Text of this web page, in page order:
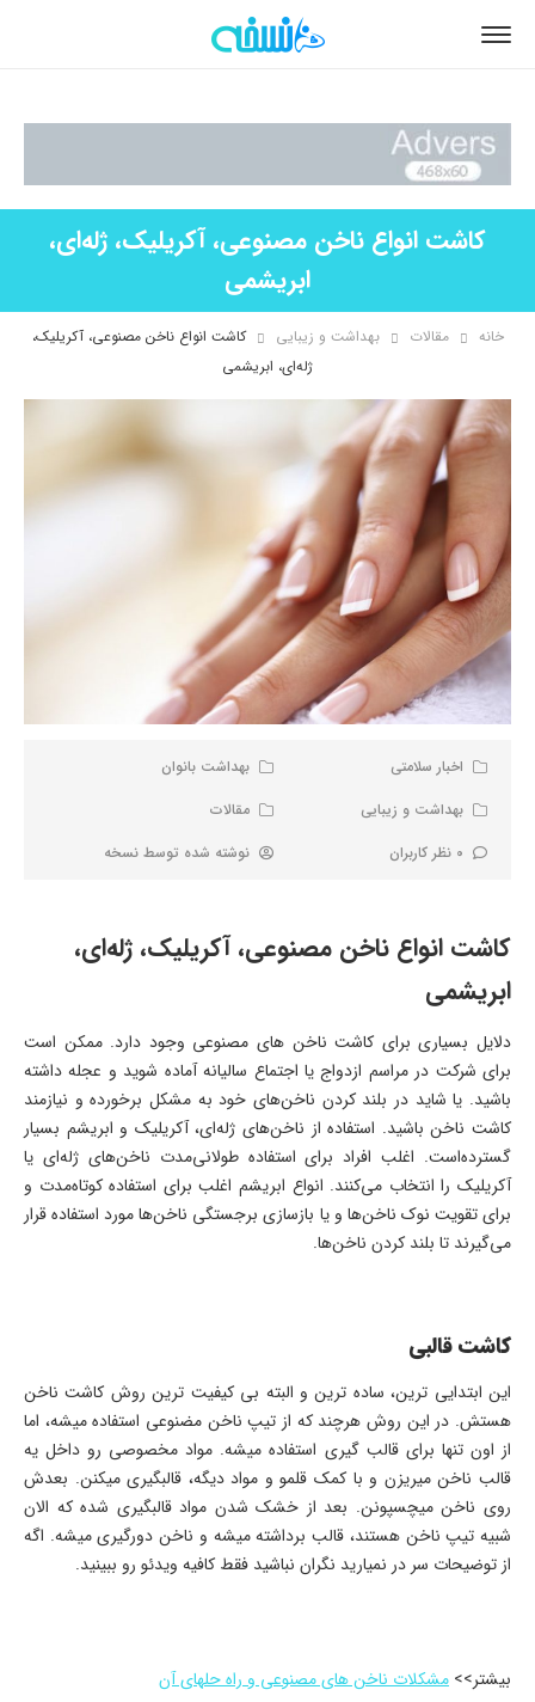
کاشت انواع ناخن مصنوعی، آکریلیک، ژله‌ای،
ابریشمی
خانه مقالات بهداشت و زیبایی
کاشت انواع ناخن مصنوعی، آکریلیک،
ژله‌ای، ابریشمی
اخبار سلامتی
بهداشت بانوان
بهداشت و زیبایی
مقالات
0 نظر کاربران
نوشته شده توسط نسخه
کاشت انواع ناخن مصنوعی، آکریلیک، ژله‌ای،
ابریشمی
دلایل بسیاری برای کاشت ناخن‌ های مصنوعی وجود دارد. ممکن است
برای شرکت در مراسم ازدواج یا اجتماع سالیانه آماده شوید و عجله داشته
باشید. یا شاید در بلند کردن ناخن‌های خود به مشکل برخورده و نیازمند
کاشت ناخن باشید. استفاده از ناخن‌های ژله‌ای، آکریلیک و ابریشم بسیار
گسترده‌است. اغلب افراد برای استفاده طولانی‌مدت ناخن‌های ژله‌ای یا
آکریلیک را انتخاب می‌کنند. انواع ابریشم اغلب برای استفاده کوتاه‌مدت و
برای تقویت نوک ناخن‌ها و یا بازسازی برجستگی ناخن‌ها مورد استفاده قرار
می‌گیرند تا بلند کردن ناخن‌ها.
کاشت قالبی
این ابتدایی ترین، ساده ترین و البته بی کیفیت ترین روش کاشت ناخن
هستش. در این روش هرچند که از تیپ ناخن مضنوعی استفاده میشه، اما
از اون تنها برای قالب گیری استفاده میشه. مواد مخصوصی رو داخل یه
قالب ناخن میریزن و با کمک قلمو و مواد دیگه، قالبگیری میکنن. بعدش
روی ناخن میچسپونن. بعد از خشک شدن مواد قالبگیری شده که الان
شبیه تیپ ناخن هستند، قالب برداشته میشه و ناخن دورگیری میشه. اگه
از توضیحات سر در نمیارید نگران نباشید فقط کافیه ویدئو رو ببینید.
بیشتر>> مشکلات ناخن های مصنوعی و راه حلهای آن